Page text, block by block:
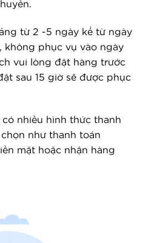
từ 2 -5 ngày kể từ ngày
không phục vụ vào ngày
vui lòng đặt hàng trước
sau 15 giờ sẽ được phục
nhiều hình thức thanh
như thanh toán
mặt hoặc nhận hàng